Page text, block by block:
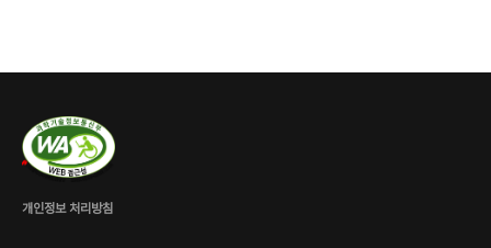
개인정보 처리방침